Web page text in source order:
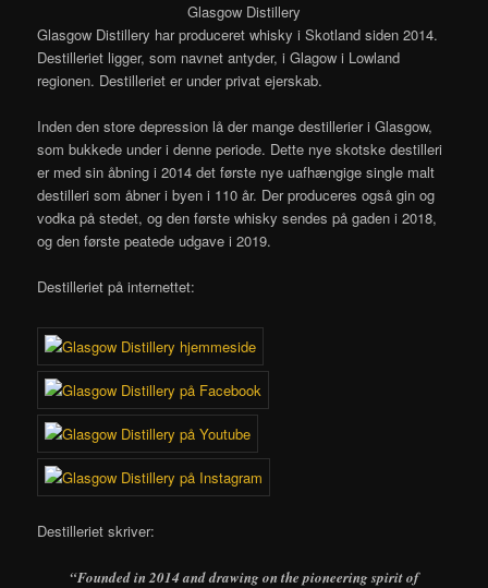
Glasgow Distillery
Glasgow Distillery har produceret whisky i Skotland siden 2014.
Destilleriet ligger, som navnet antyder, i Glagow i Lowland
regionen. Destilleriet er under privat ejerskab.
Inden den store depression lå der mange destillerier i Glasgow,
som bukkede under i denne periode. Dette nye skotske destilleri
er med sin åbning i 2014 det første nye uafhængige single malt
destilleri som åbner i byen i 110 år. Der produceres også gin og
vodka på stedet, og den første whisky sendes på gaden i 2018,
og den første peatede udgave i 2019.
Destilleriet på internettet:
Destilleriet skriver:
“Founded in 2014 and drawing on the pioneering spirit of